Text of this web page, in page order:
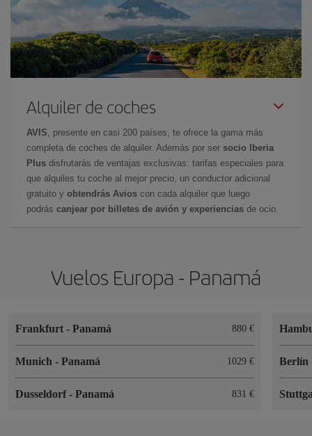
Alquiler de coches
AVIS , presente en casi 200 países, te ofrece la gama más
completa de coches de alquiler. Además por ser socio Iberia
Plus disfrutarás de ventajas exclusivas: tarifas especiales para
que alquiles tu coche al mejor precio, un conductor adicional
gratuito y obtendrás Avios con cada alquiler que luego
podrás canjear por billetes de avión y experiencias de ocio.
Vuelos Europa - Panamá
Frankfurt - Panamá 880 €
Munich - Panamá 1029 €
Dusseldorf- Panamá 831 €
Berlín